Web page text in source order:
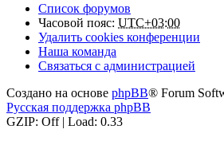
Список форумов
Часовой пояс: UTC+03:00
Удалить cookies конференции
Наша команда
Связаться с администрацией
Создано на основе phpBB® Forum
Русская поддержка phpBB
GZIP: Off | Load: 0.33